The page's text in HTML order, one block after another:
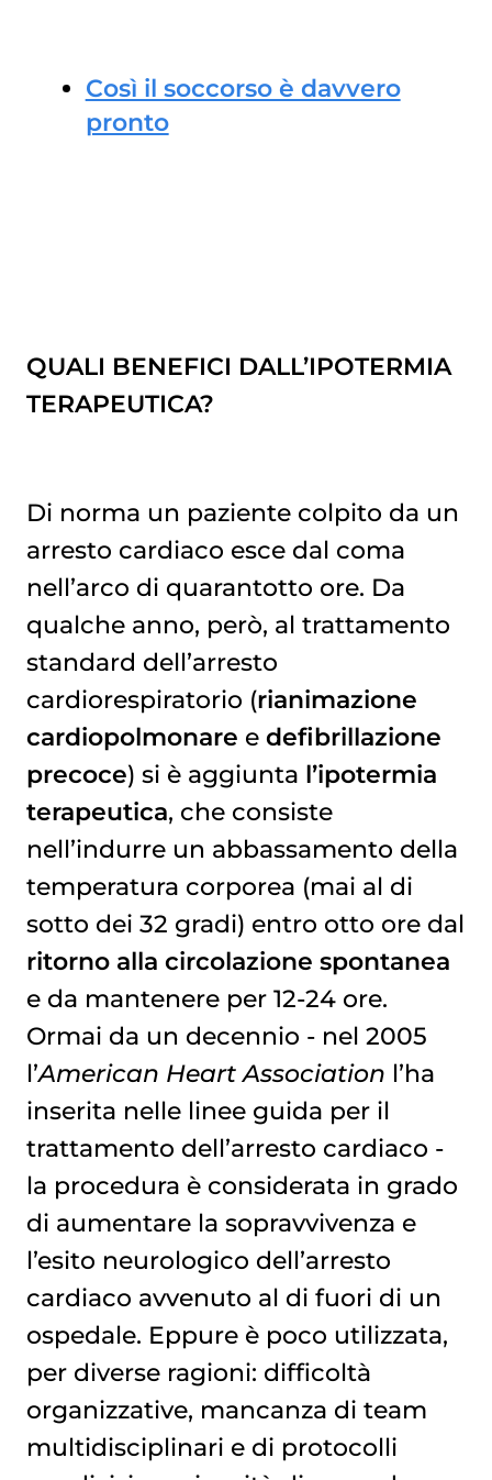
Così il soccorso è davvero
pronto
QUALI BENEFICI DALL’IPOTERMIA
TERAPEUTICA?
Di norma un paziente colpito da un
arresto cardiaco esce dal coma
nell’arco di quarantotto ore. Da
qualche anno, però, al trattamento
standard dell’arresto
cardiorespiratorio (rianimazione
cardiopolmonare e defibrillazione
precoce) si è aggiunta l’ipotermia
terapeutica, che consiste
nell’indurre un abbassamento della
temperatura corporea (mai al di
sotto dei 32 gradi) entro otto ore dal
ritorno alla circolazione spontanea
e da mantenere per 12-24 ore.
Ormai da un decennio - nel 2005
l’American Heart Association l’ha
inserita nelle linee guida per il
trattamento dell’arresto cardiaco -
la procedura è considerata in grado
di aumentare la sopravvivenza e
l’esito neurologico dell’arresto
cardiaco avvenuto al di fuori di un
ospedale. Eppure è poco utilizzata,
per diverse ragioni: difficoltà
organizzative, mancanza di team
multidisciplinari e di protocolli